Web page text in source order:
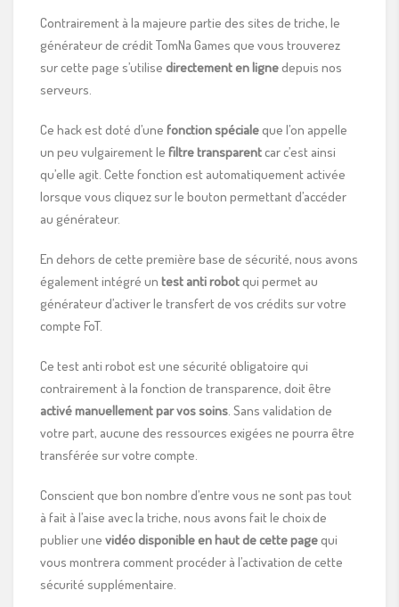
Contrairement à la majeure partie des sites de triche, le
générateur de crédit TomNa Games que vous trouverez
sur cette page s’utilise directement en lignedepuis nos
serveurs.
Ce hack est doté d’une fonction spécialeque l’on appelle
un peu vulgairement le filtre transparentcar c’est ainsi
qu’elle agit. Cette fonction est automatiquement activée
lorsque vous cliquez sur le bouton permettant d’accéder
au générateur.
En dehors de cette première base de sécurité, nous avons
également intégré un test anti robotqui permet au
générateur d’activer le transfert de vos crédits sur votre
compte FoT.
Ce test anti robot est une sécurité obligatoire qui
contrairement à la fonction de transparence, doit être
activé manuellement par vos soins. Sans validation de
votre part, aucune des ressources exigées ne pourra être
transférée sur votre compte.
Conscient que bon nombre d’entre vous ne sont pas tout
à fait à l’aise avec la triche, nous avons fait le choix de
publier une vidéo disponible en haut de cette pagequi
vous montrera comment procéder à l’activation de cette
sécurité supplémentaire.